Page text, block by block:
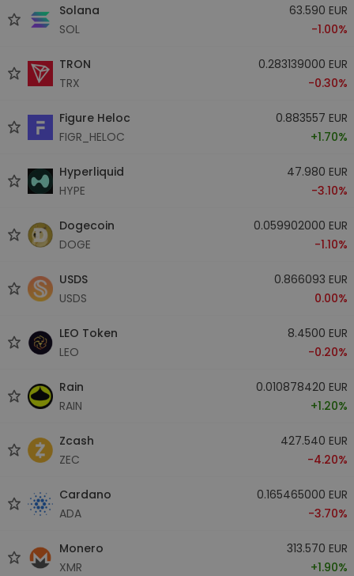
Solana
SOL
63.590 EUR
-1.00%
TRON
TRX
0.283139000 EUR
-0.30%
Figure Heloc
FIGR_HELOC
0.883557 EUR
+1.70%
Hyperliquid
HYPE
47.980 EUR
-3.10%
Dogecoin
DOGE
0.059902000 EUR
-1.10%
USDS
USDS
0.866093 EUR
0.00%
LEO Token
LEO
8.4500 EUR
-0.20%
Rain
RAIN
0.010878420 EUR
+1.20%
Zcash
ZEC
427.540 EUR
-4.20%
Cardano
ADA
0.165465000 EUR
-3.70%
Monero
XMR
313.570 EUR
+1.90%